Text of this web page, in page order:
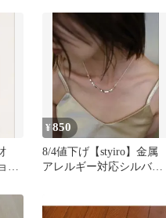
ア
ル
¥850
8/4値下げ【styiro】金属
アレルギー対応シルバー